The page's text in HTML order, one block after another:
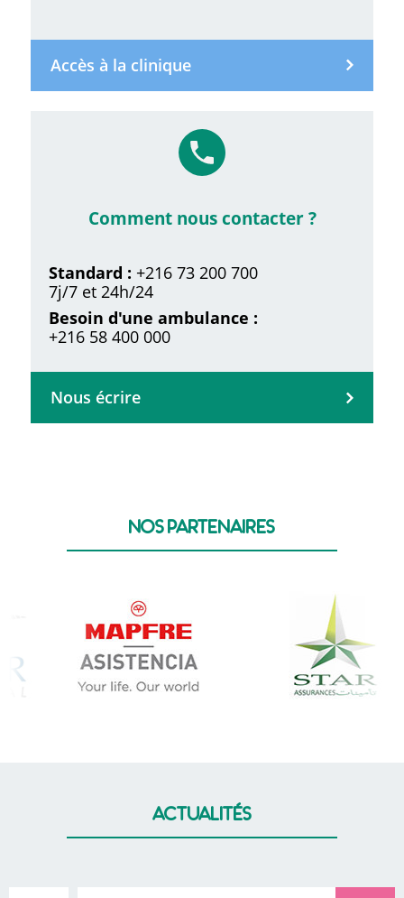
Accès à la clinique
Comment nous contacter ?
Standard : +216 73 200 700
7j/7 et 24h/24
Besoin d'une ambulance :
+216 58 400 000
Nous écrire
nos partenaires
actualités